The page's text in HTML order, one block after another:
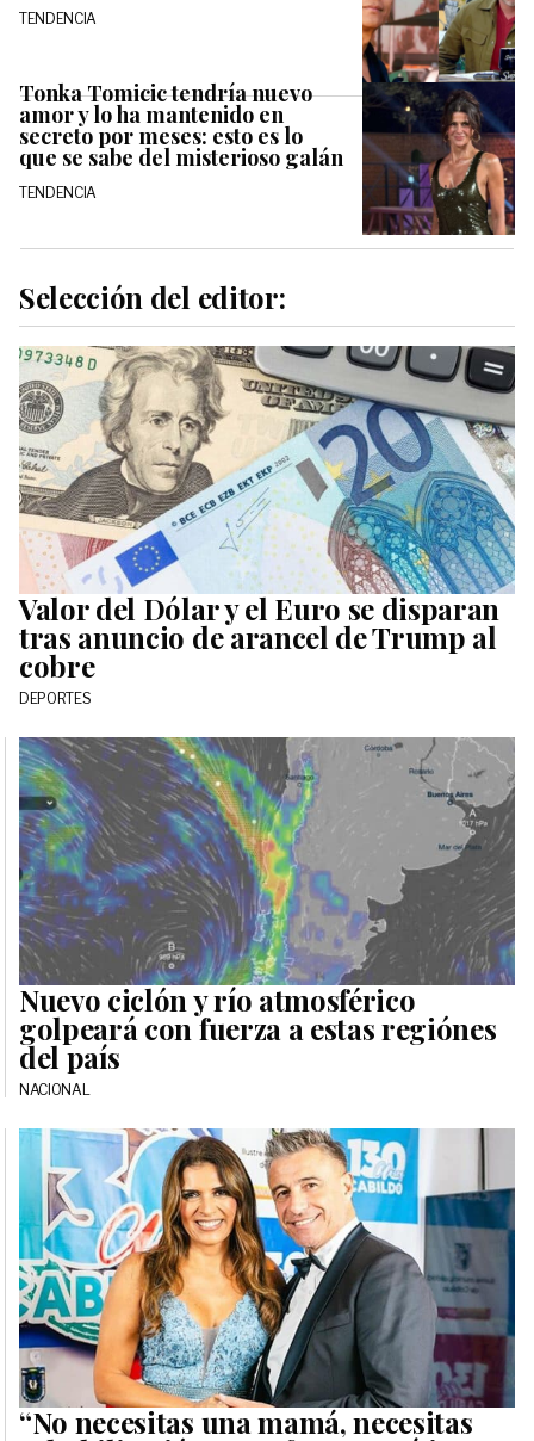
TENDENCIA
Tonka Tomicic tendría nuevo
amor y lo ha mantenido en
secreto por meses: esto es lo
que se sabe del misterioso galán
TENDENCIA
Selección del editor:
Valor del Dólar y el Euro se disparan
tras anuncio de arancel de Trump al
cobre
DEPORTES
Nuevo ciclón y río atmosférico
golpeará con fuerza a estas regiónes
del país
NACIONAL
“No necesitas una mamá, necesitas